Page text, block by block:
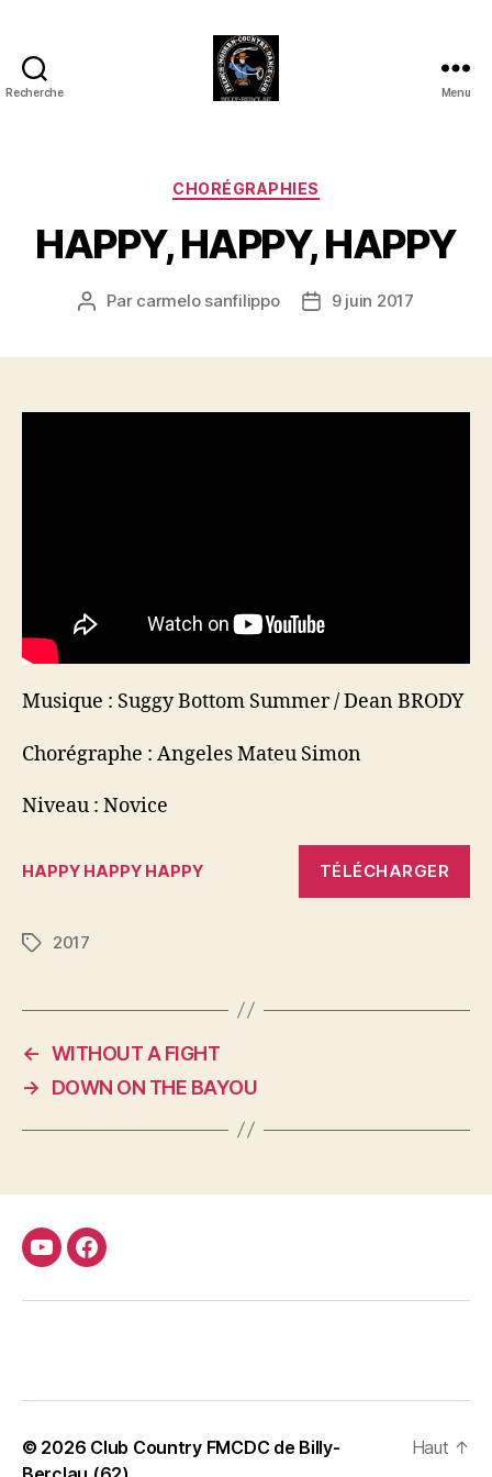
Recherche
de
Billy-
Berclau
(62)
Menu
Catégories
CHORÉGRAPHIES
HAPPY, HAPPY, HAPPY
Auteur
Par carmelo sanfilippo
Date9 juin 2017
Musique : Suggy Bottom Summer / Dean BRODY
Chorégraphe : Angeles Mateu Simon
Niveau : Novice
HAPPY HAPPY HAPPY TÉLÉCHARGER
Étiquettes
2017
← WITHOUT A FIGHT
→
DOWN ON THE BAYOU
YoutubeFacebook
© 2026 Club Country FMCDC de Billy-
Haut ↑